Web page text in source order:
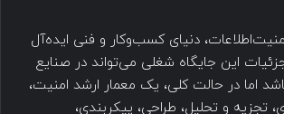
دنیای کسب‌وکار و فنی ایده‌آل
این جایگاه شغلی می‌تواند در صنایع
اما در حالت کلی، یک معمار ارشد امنیت،
تجزیه و تحلیل، طراحی، پیکربندی،